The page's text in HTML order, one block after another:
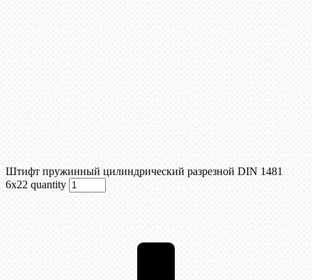
Штифт пружинный цилиндрический разрезной DIN 1481
6х22 quantity